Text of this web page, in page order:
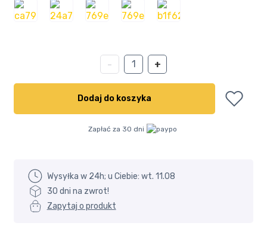
Program partnerski
ilość
Daszek
drzwi
150x100
przeźroczysty
- +
Dodaj do koszyka
Zapłać za 30 dni
Wysyłka w 24h; u Ciebie: wt. 11.08
30 dni na zwrot!
Zapytaj o produkt